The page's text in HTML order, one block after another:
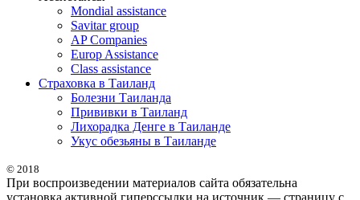
Mondial assistance
Savitar group
AP Companies
Europ Assistance
Class assistance
Страховка в Таиланд
Болезни Таиланда
Прививки в Таиланд
Лихорадка Денге в Таиланде
Укус обезьяны в Таиланде
© 2018
При воспроизведении материалов сайта обязательна